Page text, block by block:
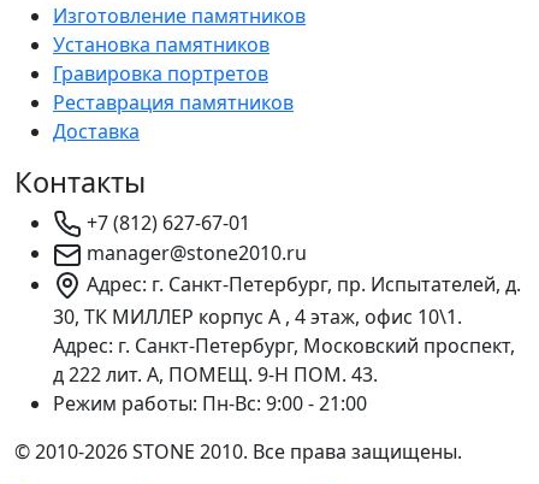
Изготовление памятников
Установка памятников
Гравировка портретов
Реставрация памятников
Доставка
Контакты
+7 (812) 627-67-01
manager@stone2010.ru
Адрес: г. Санкт-Петербург, пр. Испытателей, д.
30, ТК МИЛЛЕР корпус А , 4 этаж, офис 10\1.
Адрес: г. Санкт-Петербург, Московский проспект,
д 222 лит. А, ПОМЕЩ. 9-Н ПОМ. 43.
Режим работы: Пн-Вс: 9:00 - 21:00
© 2010-2026 STONE 2010. Все права защищены.